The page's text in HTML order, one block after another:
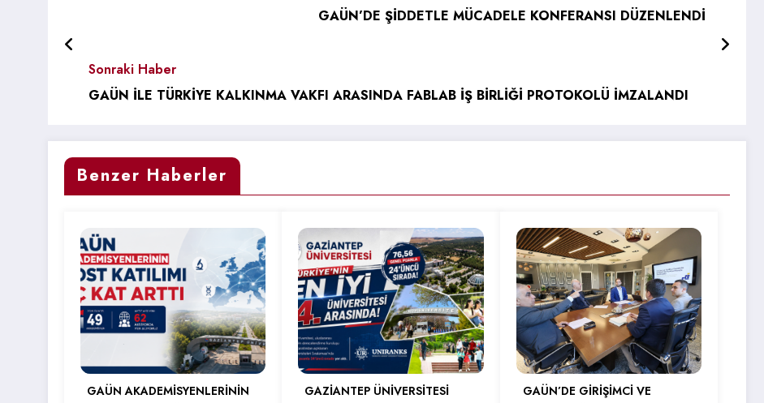
GAÜN’DE ŞİDDETLE MÜCADELE KONFERANSI DÜZENLENDİ
Sonraki Haber
GAÜN İLE TÜRKİYE KALKINMA VAKFI ARASINDA FABLAB İŞ BİRLİĞİ PROTOKOLÜ İMZALANDI
Benzer Haberler
GAÜN AKADEMİSYENLERİNİN
GAZİANTEP ÜNİVERSİTESİ
GAÜN’DE GİRİŞİMCİ VE